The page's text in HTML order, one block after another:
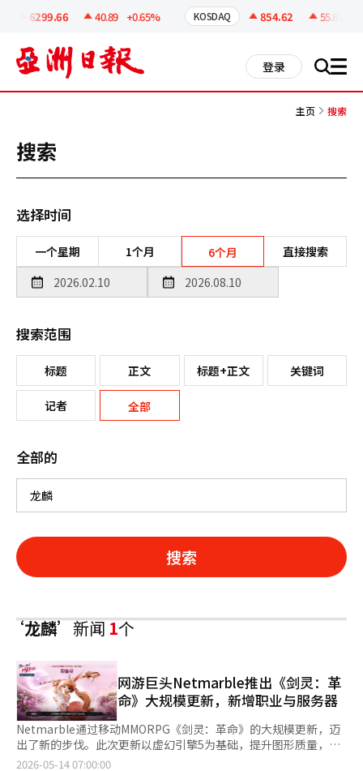
6299.66 40.89 +0.65% KOSDAQ 854.62 55.81
登录 搜 all
主页 搜索
搜索
选择时间
一个星期 1个月 6个月 直接搜索
搜索范围
标题 正文 标题+正文 关键词
记者 全部
全部的
搜索
‘龙麟’新闻1个
网游巨头Netmarble推出《剑灵：革
命》大规模更新，新增职业与服务器
Netmarble通过移动MMORPG《剑灵：革命》的大规模更新，迈
出了新的步伐。此次更新以虚幻引擎5为基础，提升图形质量，并
推出新职业和新服务器，旨在增强长期服务的竞争力。
2026-05-14 07:00:00
页